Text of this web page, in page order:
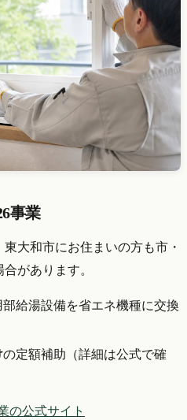
事業
大和市にお住まいの方も市・
があります。
給湯設備を省エネ機種に交換
の定額補助（詳細は公式で確
の公式サイト